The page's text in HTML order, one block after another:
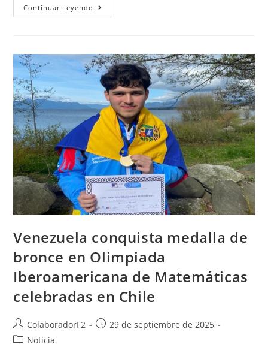
Continuar Leyendo
Venezuela conquista medalla de
bronce en Olimpiada
Iberoamericana de Matemáticas
celebradas en Chile
ColaboradorF2
29 de septiembre de 2025
Noticia